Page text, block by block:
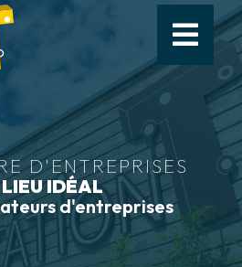
D'ENTREPRISES
IDÉAL
d'entreprises